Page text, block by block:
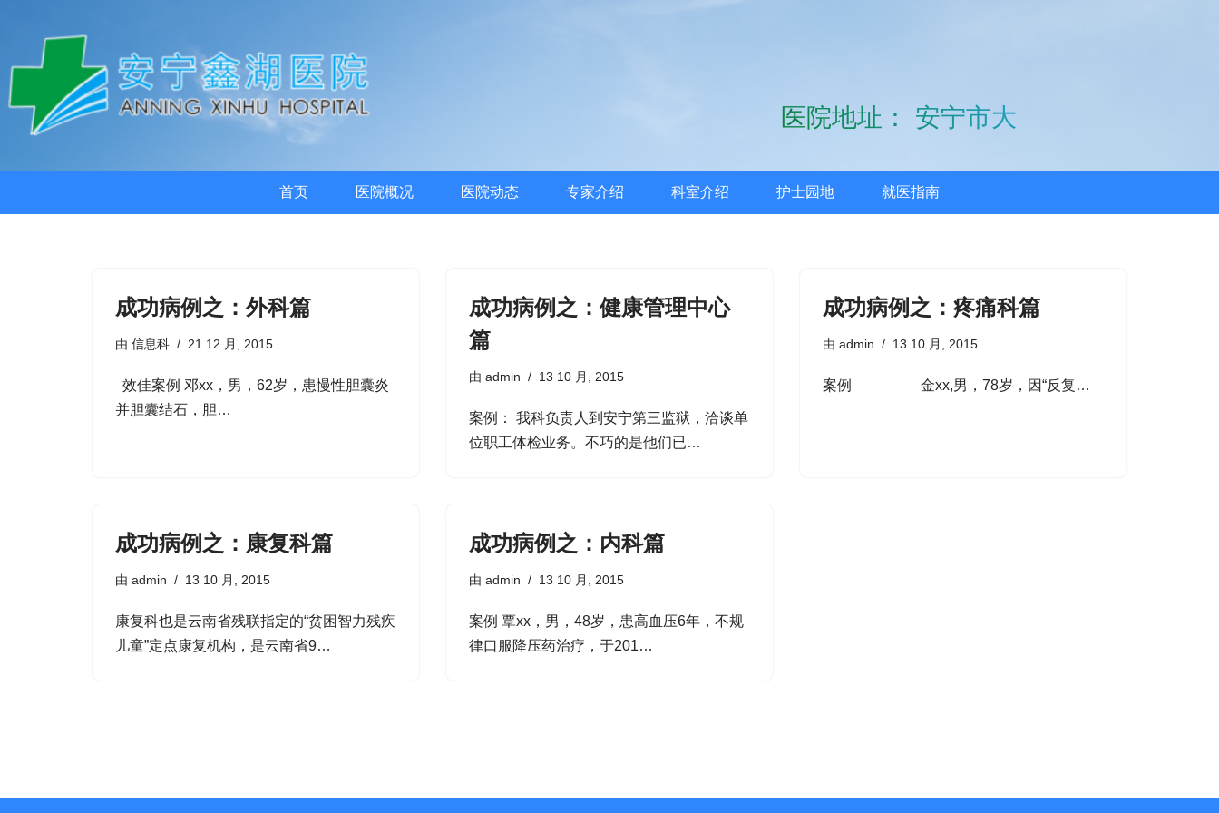
医院地址： 安宁市大屯路
首页 医院概况 医院动态 专家介绍 科室介绍 护士园地 就医指南
成功病例之：外科篇
由 信息科 21 12 月, 2015
效佳案例 邓xx，男，62岁，患慢性胆囊炎
并胆囊结石，胆…
成功病例之：健康管理中心
篇
由 admin 13 10 月, 2015
案例： 我科负责人到安宁第三监狱，洽谈单
位职工体检业务。不巧的是他们已…
成功病例之：疼痛科篇
由 admin 13 10 月, 2015
案例 金xx,男，78岁，因“反复…
成功病例之：康复科篇
由 admin 13 10 月, 2015
康复科也是云南省残联指定的“贫困智力残疾
儿童”定点康复机构，是云南省9…
成功病例之：内科篇
由 admin 13 10 月, 2015
案例 覃xx，男，48岁，患高血压6年，不规
律口服降压药治疗，于201…